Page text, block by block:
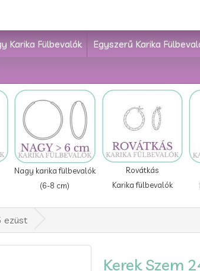
Karika Fülbevalók Egyszerű Karika
Nagy karika fülbevalók
(6-8 cm)
Rovátkás
Karika fülbevalók
ezüst
Kerek Szem